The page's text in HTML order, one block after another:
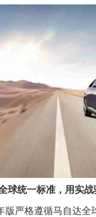
球统一标准，用实
版严格遵循马自达